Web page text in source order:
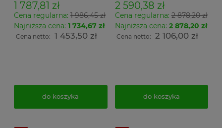
194x120x50cm
1 787,81 zł
Cena regularna: 1 986,45 zł
Najniższa cena: 1 734,67 zł
Cena netto: 1 453,50 zł
do koszyka
2 590,38 zł
Cena regularna:2 878,20 zł
Najniższa cena: 2 878,20 zł
Cena netto: 2 106,00 zł
do koszyka